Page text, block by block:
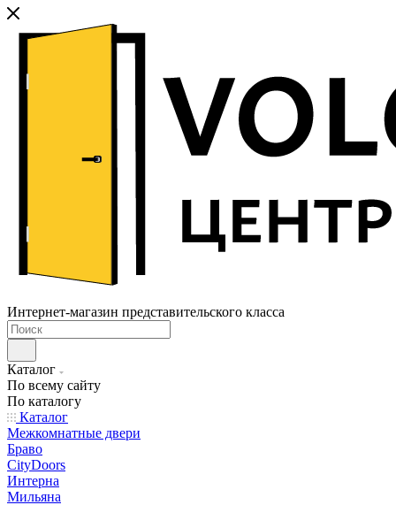
Интернет-магазин представительского класса
Каталог
По всему сайту
По каталогу
Каталог
Межкомнатные двери
Браво
CityDoors
Интерна
Мильяна